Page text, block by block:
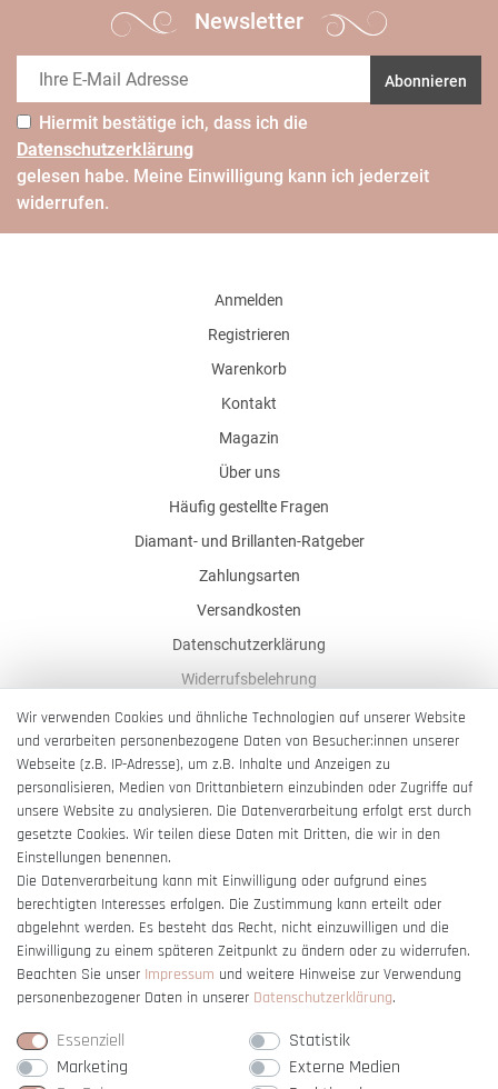
Newsletter
Abonnieren
Hiermit bestätige ich, dass ich die
Daten­schutz­erklärung
gelesen habe. Meine Einwilligung kann ich jederzeit
widerrufen.
Anmelden
Registrieren
Warenkorb
Kontakt
Magazin
Über uns
Häufig gestellte Fragen
Diamant- und Brillanten-Ratgeber
Zahlungsarten
Versandkosten
Datenschutzerklärung
Widerrufsbelehrung
AGB
Impressum
Barrierefreiheitserklärung
Vertrag widerrufen
Wir verwenden Cookies und ähnliche Technologien auf unserer Website
und verarbeiten personenbezogene Daten von Besucher:innen unserer
Webseite (z.B. IP-Adresse), um z.B. Inhalte und Anzeigen zu
personalisieren, Medien von Drittanbietern einzubinden oder Zugriffe auf
unsere Website zu analysieren. Die Datenverarbeitung erfolgt erst durch
gesetzte Cookies. Wir teilen diese Daten mit Dritten, die wir in den
Einstellungen benennen.
Die Datenverarbeitung kann mit Einwilligung oder aufgrund eines
berechtigten Interesses erfolgen. Die Zustimmung kann erteilt oder
abgelehnt werden. Es besteht das Recht, nicht einzuwilligen und die
Einwilligung zu einem späteren Zeitpunkt zu ändern oder zu widerrufen.
Beachten Sie unser Impressum und weitere Hinweise zur Verwendung
personenbezogener Daten in unserer Daten­schutz­erklärung.
Essenziell
Statistik
Marketing
Externe Medien